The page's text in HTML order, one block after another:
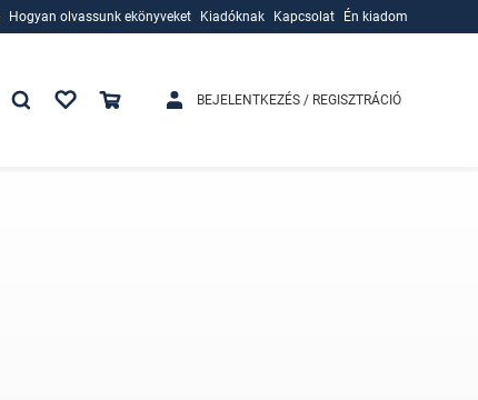
Hogyan olvassunk ekönyveket
Kiadóknak
Kapcsolat Én kiadom
BEJELENTKEZÉS / REGISZTRÁCIÓ